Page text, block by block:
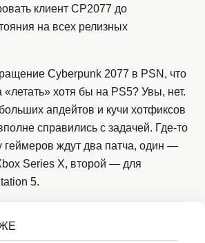
клиент CP2077 до
на всех релизных
Cyberpunk 2077 в PSN, что
«летать» хотя бы на PS5? Увы, нет.
апдейтов и кучи хотфиксов
справились с задачей. Где-то
геймеров ждут два патча, один —
Series X, второй — для
5.